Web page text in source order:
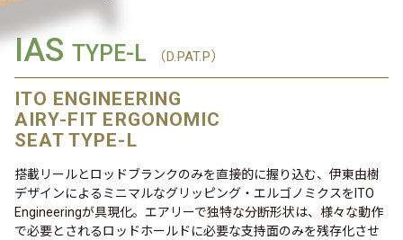
IAS TYPE-L （D.PAT.P）
ITO ENGINEERING
AIRY-FIT ERGONOMIC
SEAT TYPE-L
搭載リールとロッドブランクのみを直接的に握り込む、伊東由樹
デザインによるミニマルなグリッピング・エルゴノミクスをITO
Engineeringが具現化。エアリーで独特な分断形状は、様々な動作
で必要とされるロッドホールドに必要な支持面のみを残存化させ